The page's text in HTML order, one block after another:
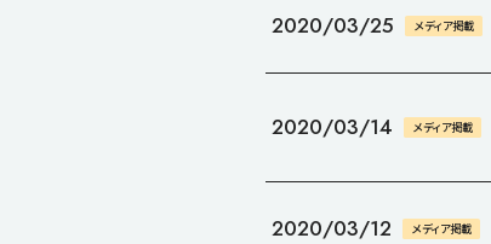
2020/03/25 メディア掲載
2020/03/14 メディア掲載
2020/03/12 メディア掲載